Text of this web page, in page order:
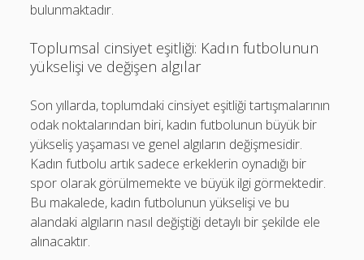
bulunmaktadır.
Toplumsal cinsiyet eşitliği: Kadın futbolunun
yükselişi ve değişen algılar
Son yıllarda, toplumdaki cinsiyet eşitliği tartışmalarının
odak noktalarından biri, kadın futbolunun büyük bir
yükseliş yaşaması ve genel algıların değişmesidir.
Kadın futbolu artık sadece erkeklerin oynadığı bir
spor olarak görülmemekte ve büyük ilgi görmektedir.
Bu makalede, kadın futbolunun yükselişi ve bu
alandaki algıların nasıl değiştiği detaylı bir şekilde ele
alınacaktır.